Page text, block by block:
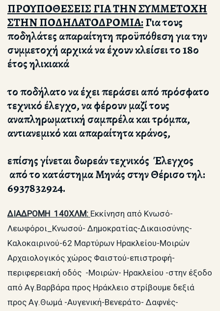
ΠΡΟΥΠΟΘΕΣΕΙΣ ΓΙΑ ΤΗΝ ΣΥΜΜΕΤΟΧΗ
ΣΤΗΝ ΠΟΔΗΛΑΤΟΔΡΟΜΙΑ:Για τους
ποδηλάτες απαραίτητη προϋπόθεση για την
συμμετοχή αρχικά να έχουν κλείσει το 18ο
έτος ηλικιακά
το ποδήλατο να έχει περάσει από πρόσφατο
τεχνικό έλεγχο, να φέρουν μαζί τους
αναπληρωματική σαμπρέλα και τρόμπα,
αντιανεμικό και απαραίτητα κράνος,
επίσης γίνεται δωρεάν τεχνικός Έλεγχος
από το κατάστημα Μηνάς στην Θέρισο τηλ:
6937832924.
ΔΙΑΔΡΟΜΗ 140ΧΛΜ: Εκκίνηση από Κνωσό-
Λεωφόροι_Κνωσού- Δημοκρατίας-Δικαιοσύνης-
Καλοκαιρινού-62 Μαρτύρων Ηρακλείου-Μοιρών
Αρχαιολογικός χώρος Φαιστού-επιστροφή-
περιφερειακή οδός -Μοιρών- Ηρακλείου -στην έξοδο
από Αγ.Βαρβάρα προς Ηράκλειο στρίβουμε δεξιά
προς Αγ.Θωμά -Αυγενική-Βενεράτο- Δαφνές-